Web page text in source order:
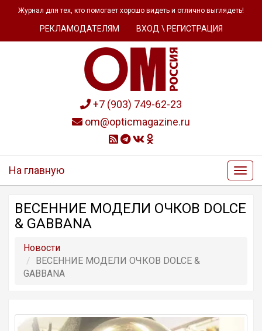
Журнал для тех, кто помогает хорошо видеть и отлично выглядеть!
РЕКЛАМОДАТЕЛЯМ ВХОД \ РЕГИСТРАЦИЯ
+7 (903) 749-62-23
om@opticmagazine.ru
На главную
ВЕСЕННИЕ МОДЕЛИ ОЧКОВ DOLCE
& GABBANA
Новости
ВЕСЕННИЕ МОДЕЛИ ОЧКОВ DOLCE &
GABBANA